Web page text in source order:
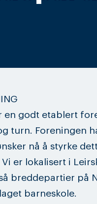
en godt etablert
turn. Foreningen
nå å styrke
er lokalisert i
breddepartier på
barneskole.